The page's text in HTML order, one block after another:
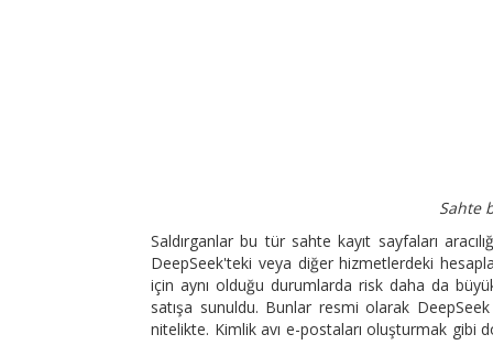
Sahte
Saldırganlar bu tür sahte kayıt sayfaları
DeepSeek'teki veya diğer hizmetlerdeki
için aynı olduğu durumlarda risk daha da
satışa sunuldu. Bunlar resmi olarak
nitelikte. Kimlik avı e-postaları oluşturmak gibi